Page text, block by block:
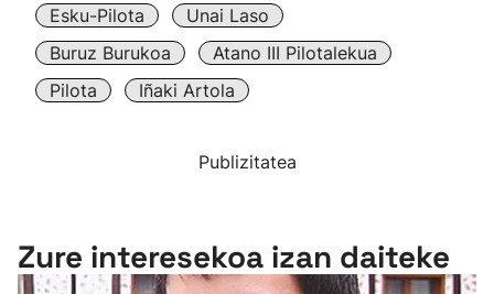
Esku-Pilota
Unai Laso
Buruz Burukoa
Atano III Pilotalekua
Pilota
Iñaki Artola
Publizitatea
Zure interesekoa izan daiteke